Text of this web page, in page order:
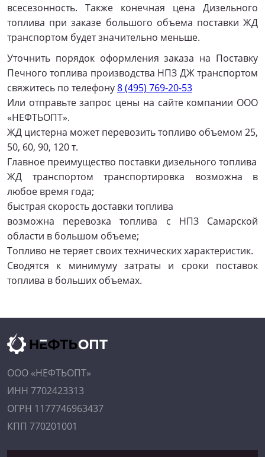
всесезонность. Также конечная цена Дизельного
топлива при заказе большого объема поставки ЖД
транспортом будет значительно меньше.
Уточнить порядок оформления заказа на Поставку
Печного топлива производства НПЗ ДЖ транспортом
свяжитесь по телефону8 (495) 769-20-53
Или отправьте запрос цены на сайте компании ООО
«НЕФТЬОПТ».
ЖД цистерна может перевозить топливо объемом 25,
50, 60, 90, 120 т.
Главное преимущество поставки дизельного топлива
ЖД транспортом транспортировка возможна в
любое время года;
быстрая скорость доставки топлива
возможна перевозка топлива с НПЗ Самарской
области в большом объеме;
Топливо не теряет своих технических характеристик.
Сводятся к минимуму затраты и сроки поставок
топлива в больших объемах.
ООО «НЕФТЬОПТ»
ИНН 7702423313
ОГРН 1177746963437
КПП 770201001